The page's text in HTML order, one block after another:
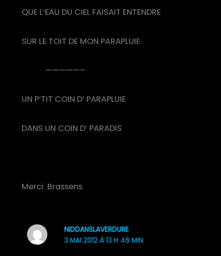
QUE L’EAU DU CIEL FAISAIT ENTENDRE
SUR LE TOIT DE MON PARAPLUIE
—————–
UN P’TIT COIN D’ PARAPLUIE
DANS UN COIN D’ PARADIS
Merci Brassens
NIDDANSLAVERDURE
3 MAI 2012 À 13 H 46 MIN